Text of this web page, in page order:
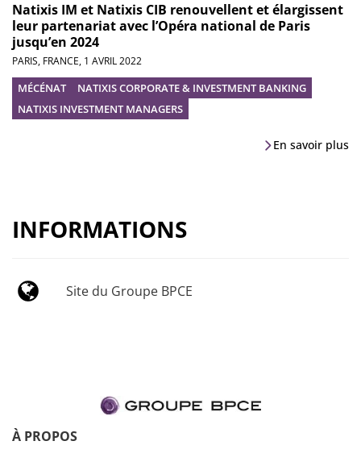
Natixis IM et Natixis CIB renouvellent et élargissent
leur partenariat avec l’Opéra national de Paris
jusqu’en 2024
PARIS, FRANCE, 1 AVRIL 2022
MÉCÉNAT
NATIXIS CORPORATE & INVESTMENT BANKING
NATIXIS INVESTMENT MANAGERS
En savoir plus
INFORMATIONS
Site du Groupe BPCE
À PROPOS